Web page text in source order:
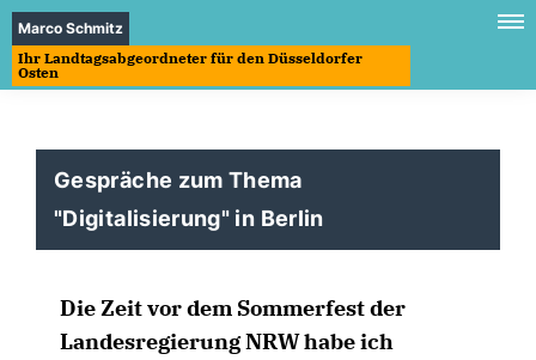
Marco Schmitz
Ihr Landtagsabgeordneter für den Düsseldorfer
Osten
Gespräche zum Thema
"Digitalisierung" in Berlin
Die Zeit vor dem Sommerfest der
Landesregierung NRW habe ich